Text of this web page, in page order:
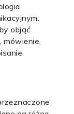
objąć
mówienie,